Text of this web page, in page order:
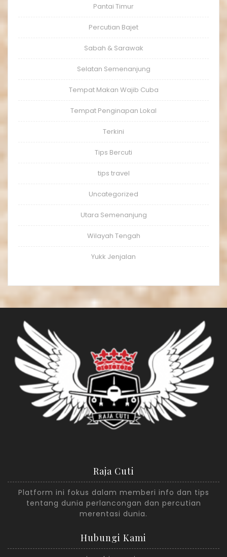
Pantai Timur
Percutian Bajet
Sabah & Sarawak
Selatan Semenanjung
Tempat Makan Wajib Cuba
Tempat Penginapan Lokal
Terkini
Tips Bercuti
tips travel
Uncategorized
Utara Semenanjung
Wilayah Tengah
Yukk Jenjalan
Raja Cuti
Platform ini fokus dalam memberi info dan tips
tentang dunia perlancongan dan percutian
merentasi dunia.
Hubungi Kami